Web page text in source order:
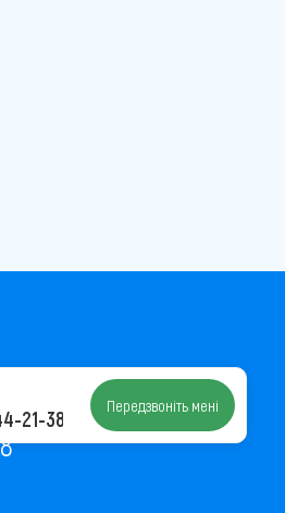
оф. 41
21-38 Передзвоніть мені